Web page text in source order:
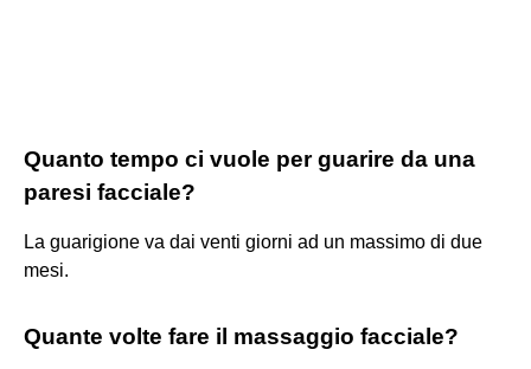
Quanto tempo ci vuole per guarire da una
paresi facciale?
La guarigione va dai venti giorni ad un massimo di due
mesi.
Quante volte fare il massaggio facciale?